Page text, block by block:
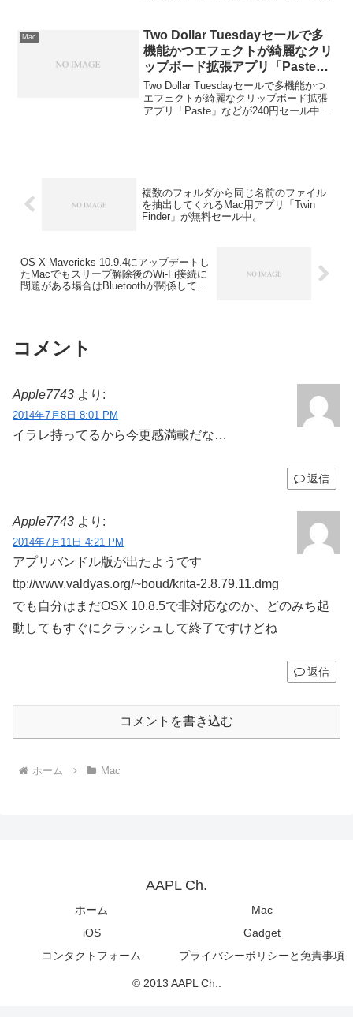
ィルスアプリがあるそうなので、各アン
チウィルスアプリの状況をまとめまし
た。詳細は以下から。
Mac
Two Dollar Tuesdayセールで多
機能かつエフェクトが綺麗なクリ
ップボード拡張アプリ「Paste」
などが240円セール中。
Two Dollar Tuesdayセールで多機能かつ
エフェクトが綺麗なクリップボード拡張
アプリ「Paste」などが240円セール中で
複数のフォルダから同じ名前のファイル
を抽出してくれるMac用アプリ「Twin
Finder」が無料セール中。
OS X Mavericks 10.9.4にアップデートし
たMacでもスリープ解除後のWi-Fi接続に
問題がある場合はBluetoothが関係してい
コメント
Apple7743 より:
2014年7月8日 8:01 PM
イラレ持ってるから今更感満載だな…
返信
Apple7743 より:
2014年7月11日 4:21 PM
アプリバンドル版が出たようです
ttp://www.valdyas.org/~boud/krita-2.8.79.11.dmg
でも自分はまだOSX 10.8.5で非対応なのか、どのみち起
動してもすぐにクラッシュして終了ですけどね
返信
コメントを書き込む
ホーム Mac
AAPL Ch.
ホーム
Mac
iOS
Gadget
コンタクトフォーム
プライバシーポリシーと免責事項
© 2013 AAPL Ch..